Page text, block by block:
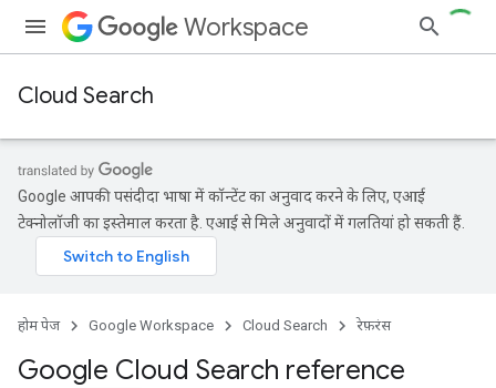
Workspace
Cloud Search
Google आपकी पसंदीदा भाषा में कॉन्टेंट का अनुवाद करने के लिए, एआई
टेक्नोलॉजी का इस्तेमाल करता है. एआई से मिले अनुवादों में गलतियां हो सकती हैं.
होम पेज Google Workspace Cloud Search रेफ़रंस
Google Cloud Search reference